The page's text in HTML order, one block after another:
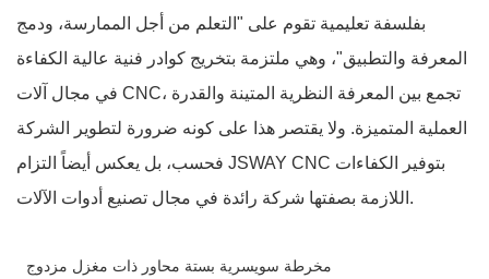
بفلسفة تعليمية تقوم على "التعلم من أجل الممارسة، ودمج
المعرفة والتطبيق"، وهي ملتزمة بتخريج كوادر فنية عالية الكفاءة
في مجال آلات CNC، تجمع بين المعرفة النظرية المتينة والقدرة
العملية المتميزة. ولا يقتصر هذا على كونه ضرورة لتطوير الشركة
فحسب، بل يعكس أيضاً التزام JSWAY CNC بتوفير الكفاءات
اللازمة بصفتها شركة رائدة في مجال تصنيع أدوات الآلات.
مخرطة سويسرية بستة محاور ذات مغزل مزدوج